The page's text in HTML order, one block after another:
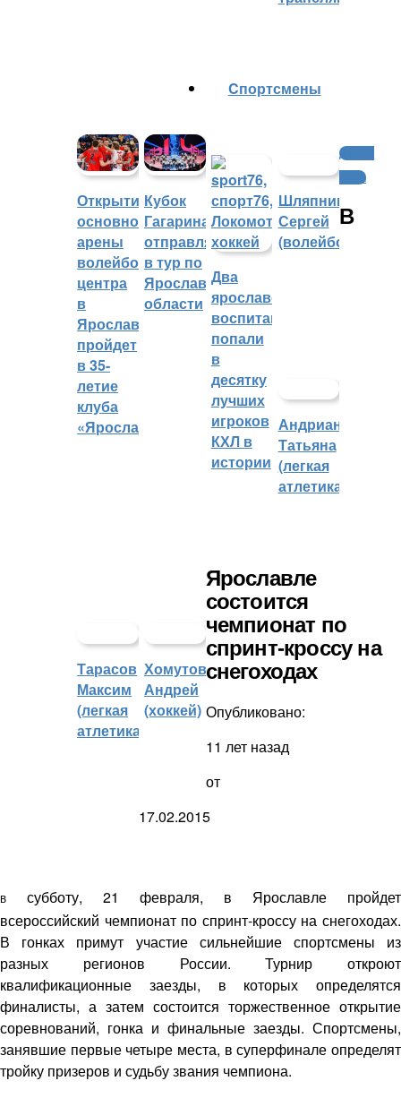
Открытие
основной
арены
волейбольного
центра
в
Ярославле
пройдет
в 35-
летие
клуба
«Ярославич»
Кубок
Гагарина
отправляется
в тур по
Ярославской
области
Cпортсмены
Два
ярославских
воспитанника
попали
в
десятку
лучших
игроков
КХЛ в
истории
Шляпников
Сергей
(волейбол)
Андрианова
Татьяна
(легкая
атлетика)
Тарасов
Максим
(легкая
атлетика)
Хомутов
Андрей
(хоккей)
Другие
виды
В
Ярославле
состоится
чемпионат по
спринт-кроссу на
снегоходах
Опубликовано:
11 лет назад
от
17.02.2015
В
субботу, 21 февраля, в Ярославле пройдет
всероссийский чемпионат по спринт-кроссу на снегоходах.
В гонках примут участие сильнейшие спортсмены из
разных регионов России. Турнир откроют
квалификационные заезды, в которых определятся
финалисты, а затем состоится торжественное открытие
соревнований, гонка и финальные заезды. Спортсмены,
занявшие первые четыре места, в суперфинале определят
тройку призеров и судьбу звания чемпиона.